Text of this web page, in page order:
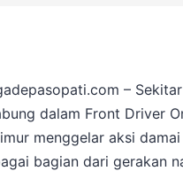
–
dalam Front Driver
menggelar aksi
bagian dari gerakan